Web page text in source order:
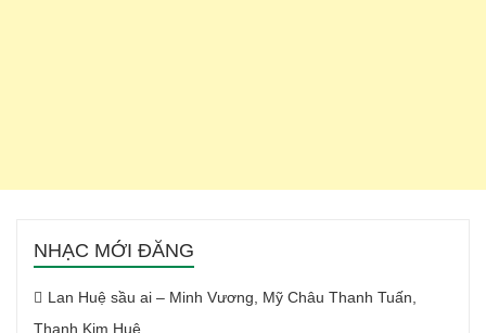
NHẠC MỚI ĐĂNG
Lan Huệ sầu ai – Minh Vương, Mỹ Châu Thanh Tuấn,
Thanh Kim Huệ